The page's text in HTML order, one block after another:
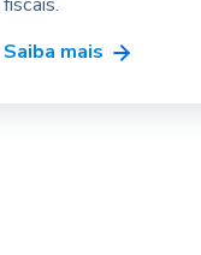
Saiba mais